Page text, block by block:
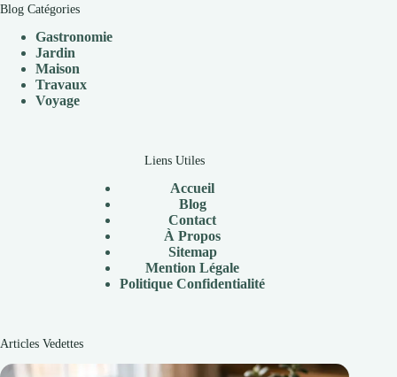
Blog Catégories
Gastronomie
Jardin
Maison
Travaux
Voyage
Liens Utiles
Accueil
Blog
Contact
À Propos
Sitemap
Mention Légale
Politique Confidentialité
Articles Vedettes